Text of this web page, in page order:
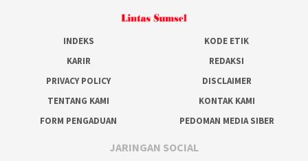
INDEKS
KODE ETIK
KARIR
REDAKSI
PRIVACY POLICY
DISCLAIMER
TENTANG KAMI
KONTAK KAMI
FORM PENGADUAN
PEDOMAN MEDIA SIBER
JARINGAN SOCIAL